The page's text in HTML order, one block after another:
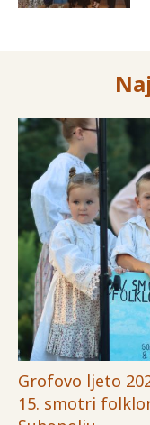
Grofovo ljeto
15. smotri